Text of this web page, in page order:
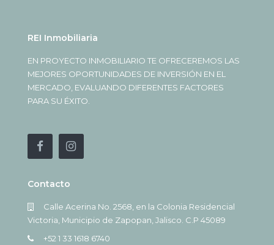
REI Inmobiliaria
EN PROYECTO INMOBILIARIO TE OFRECEREMOS LAS
MEJORES OPORTUNIDADES DE INVERSIÓN EN EL
MERCADO, EVALUANDO DIFERENTES FACTORES
PARA SU ÉXITO.
Contacto
Calle Acerina No. 2568, en la Colonia Residencial
Victoria, Municipio de Zapopan, Jalisco. C.P 45089
+52 1 33 1618 6740